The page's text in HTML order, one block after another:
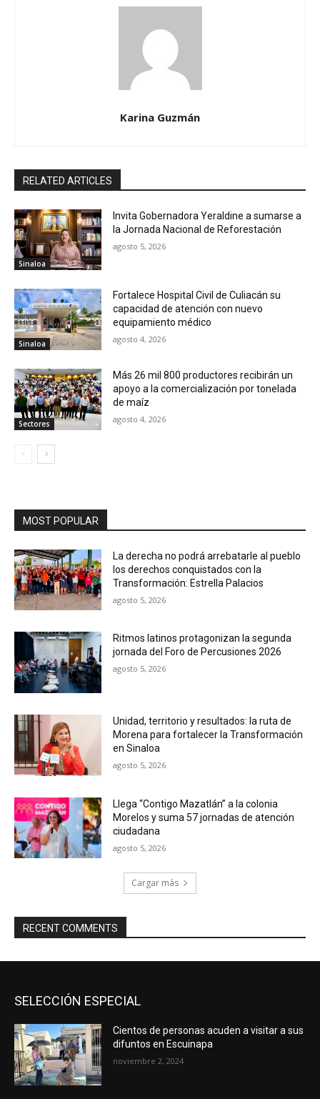
Karina Guzmán
RELATED ARTICLES
Sinaloa
Invita Gobernadora Yeraldine a sumarse a
la Jornada Nacional de Reforestación
agosto 5, 2026
Sinaloa
Fortalece Hospital Civil de Culiacán su
capacidad de atención con nuevo
equipamiento médico
agosto 4, 2026
Sectores
Más 26 mil 800 productores recibirán un
apoyo a la comercialización por tonelada
de maíz
agosto 4, 2026
MOST POPULAR
La derecha no podrá arrebatarle al pueblo
los derechos conquistados con la
Transformación: Estrella Palacios
agosto 5, 2026
Ritmos latinos protagonizan la segunda
jornada del Foro de Percusiones 2026
agosto 5, 2026
Unidad, territorio y resultados: la ruta de
Morena para fortalecer la Transformación
en Sinaloa
agosto 5, 2026
Llega “Contigo Mazatlán” a la colonia
Morelos y suma 57 jornadas de atención
ciudadana
agosto 5, 2026
Cargar más
RECENT COMMENTS
SELECCIÓN ESPECIAL
Cientos de personas acuden a visitar a sus
difuntos en Escuinapa
noviembre 2, 2024